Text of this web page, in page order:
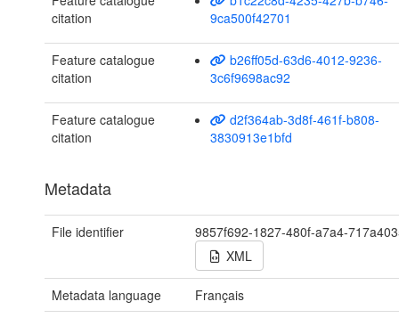
citation
9ca500f42701
Feature catalogue
citation
b26ff05d-63d6-4012-9236-
3c6f9698ac92
Feature catalogue
citation
d2f364ab-3d8f-461f-b808-
3830913e1bfd
Metadata
File identifier
9857f692-1827-480f-a7a4-
XML
Metadata language
Français